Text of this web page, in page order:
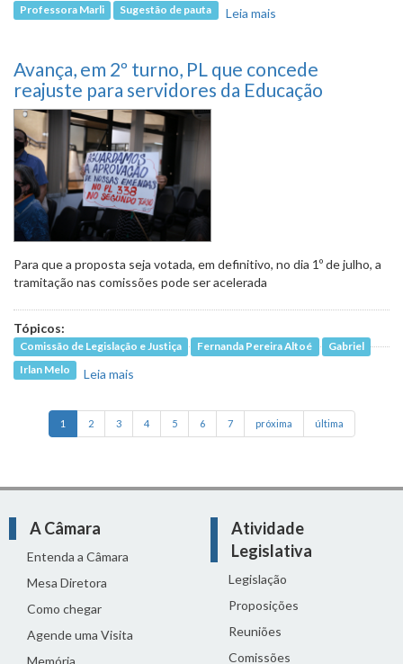
Professora Marli
Sugestão de pauta Leia mais
acesso à escola
está em debate
Avança, em 2º turno, PL que concede
reajuste para servidores da Educação
Para que a proposta seja votada, em definitivo, no dia 1º de julho, a
tramitação nas comissões pode ser acelerada
Tópicos:
Comissão de Legislação e Justiça Fernanda Pereira Altoé
Gabriel
Irlan Melo
Leia mais
1 2 3 4 5 6 7 próxima última
A Câmara
Entenda a Câmara
Mesa Diretora
Como chegar
Agende uma Visita
Memória
Atividade
Legislativa
Legislação
Proposições
Reuniões
Comissões